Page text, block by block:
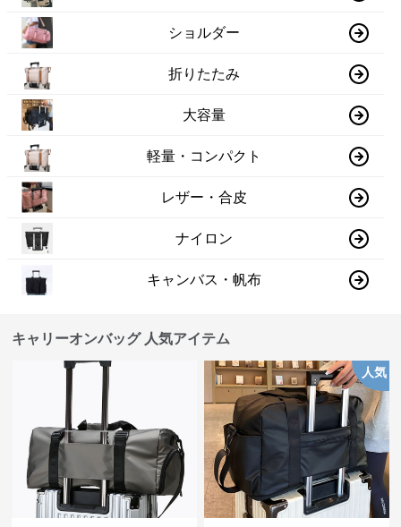
ショルダー
折りたたみ
大容量
軽量・コンパクト
レザー・合皮
ナイロン
キャンバス・帆布
キャリーオンバッグ 人気アイテム
人気